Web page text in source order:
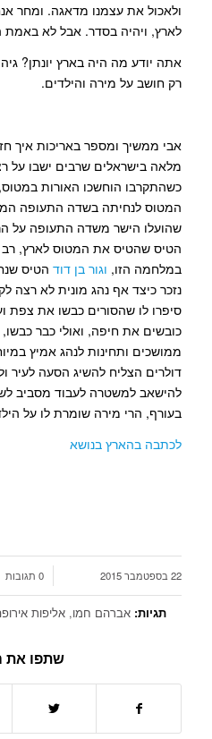
ולאכול את עצמנו מדאגה. ומחר
לארץ, ויהיה בסדר. אבל לא באמת
אתה יודע מה היה בארץ יונתן?
רק חושב על מירה והילדים.
אבי ממשיך ומספר באריכות איך
מלאה בישראלים שרבים ישבו
כשהתקרבו הוחשכו האורות במטוס,
המטוס לנחיתה בשדה התעופה
שהועלו הישר משדה התעופה על
הטיס שהטיס את המטוס לארץ, רב
במלחמה הזו, וגור בן דוד הטיס
נזכר כיצד אף נהג מונית לא רצה
סיפרו לו שהסורים כבשו את צפת
כובשים את חיפה, ואולי כבר
ממושכים ותחינות לנהג אמיץ
דולרים הצליח להשיג הסעה
להישאב למשטרה לעבוד מסביב
בעורף, הרי מירה שומרת לו על
לכתבה בהארץ בנושא
22 בספטמבר 2015 / 0 תגובות
תגיות: אברהם חמו, אליפות
שתפו את